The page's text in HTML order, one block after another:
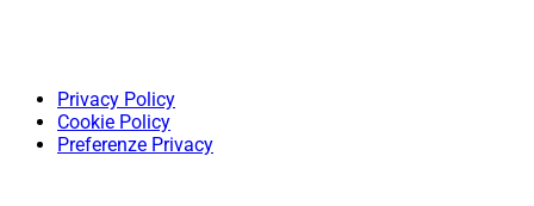
Privacy Policy
Cookie Policy
Preferenze Privacy